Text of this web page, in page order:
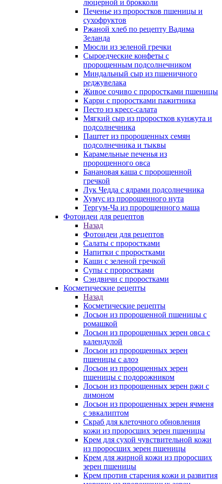
люцерной и брокколи
Печенье из проростков пшеницы и
сухофруктов
Ржаной хлеб по рецепту Вадима
Зеланда
Мюсли из зеленой гречки
Сыроедческие конфеты с
пророщенным подсолнечником
Миндальный сыр из пшеничного
реджувелака
Живое сочиво с проростками пшеницы
Карри с проростками пажитника
Песто из кресс-салата
Мягкий сыр из проростков кунжута и
подсолнечника
Паштет из пророщенных семян
подсолнечника и тыквы
Карамельные печенья из
пророщенного овса
Банановая каша с пророщенной
гречкой
Лук Чедда с ядрами подсолнечника
Хумус из пророщенного нута
Тергум-Ча из пророщенного маша
Фотоидеи для рецептов
Назад
Фотоидеи для рецептов
Салаты с проростками
Напитки с проростками
Каши с зеленой гречкой
Супы с проростками
Сэндвичи с проростками
Косметические рецепты
Назад
Косметические рецепты
Лосьон из пророщенной пшеницы с
ромашкой
Лосьон из пророщенных зерен овса с
календулой
Лосьон из пророщенных зерен
пшеницы с алоэ
Лосьон из пророщенных зерен
пшеницы с подорожником
Лосьон из пророщенных зерен ржи с
лимоном
Лосьон из пророщенных зерен ячменя
с эвкалиптом
Скраб для клеточного обновления
кожи из проросших зерен пшеницы
Крем для сухой чувствительной кожи
из проросших зерен пшеницы
Крем для жирной кожи из проросших
зерен пшеницы
Крем против старения кожи и развития